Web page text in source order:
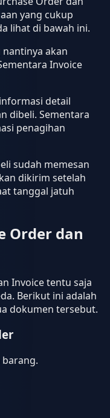
yang cukup
lihat di bawah ini.
akan
Invoice
detail
dibeli. Sementara
penagihan
sudah memesan
dikirim setelah
tanggal jatuh
Order dan
Invoice tentu saja
Berikut ini adalah
dokumen tersebut.